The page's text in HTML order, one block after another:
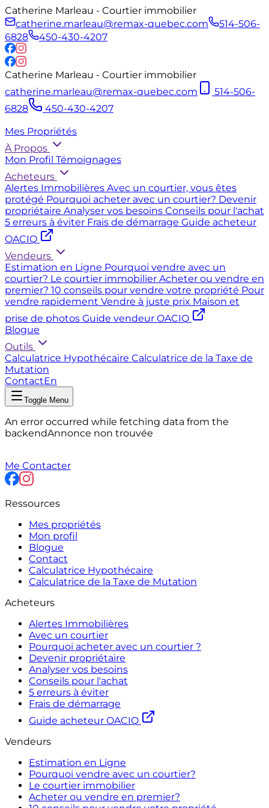
Catherine Marleau - Courtier immobilier
catherine.marleau@remax-quebec.com
514-506-
6828
450-430-4207
Catherine Marleau - Courtier immobilier
catherine.marleau@remax-quebec.com
514-506-
6828
450-430-4207
Mes Propriétés
À Propos
Mon Profil Témoignages
Acheteurs
Alertes Immobilières Avec un courtier, vous êtes
protégé Pourquoi acheter avec un courtier? Devenir
propriétaire Analyser vos besoins Conseils pour l'achat
5 erreurs à éviter Frais de démarrage Guide acheteur
OACIQ
Vendeurs
Estimation en Ligne Pourquoi vendre avec un
courtier? Le courtier immobilier Acheter ou vendre en
premier? 10 conseils pour vendre votre propriété Pour
vendre rapidement Vendre à juste prix Maison et
prise de photos Guide vendeur OACIQ
Blogue
Outils
Calculatrice Hypothécaire Calculatrice de la Taxe de
Mutation
ContactEn
Toggle Menu
An error occurred while fetching data from the
backendAnnonce non trouvée
Me Contacter
Ressources
Mes propriétés
Mon profil
Blogue
Contact
Calculatrice Hypothécaire
Calculatrice de la Taxe de Mutation
Acheteurs
Alertes Immobilières
Avec un courtier
Pourquoi acheter avec un courtier ?
Devenir propriétaire
Analyser vos besoins
Conseils pour l'achat
5 erreurs à éviter
Frais de démarrage
Guide acheteur OACIQ
Vendeurs
Estimation en Ligne
Pourquoi vendre avec un courtier?
Le courtier immobilier
Acheter ou vendre en premier?